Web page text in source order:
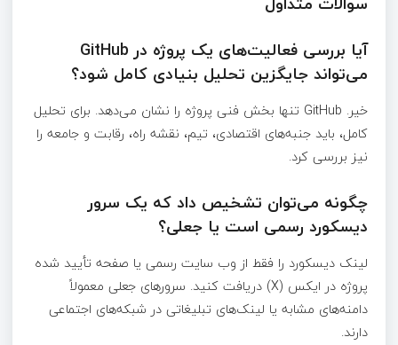
آیا بررسی فعالیت‌های یک پروژه در GitHub
می‌تواند جایگزین تحلیل بنیادی کامل شود؟
خیر. GitHub تنها بخش فنی پروژه را نشان می‌دهد. برای تحلیل
کامل، باید جنبه‌های اقتصادی، تیم، نقشه راه، رقابت و جامعه را
نیز بررسی کرد.
چگونه می‌توان تشخیص داد که یک سرور
دیسکورد رسمی است یا جعلی؟
لینک دیسکورد را فقط از وب سایت رسمی یا صفحه تأیید شده
پروژه در ایکس (X) دریافت کنید. سرورهای جعلی معمولاً
دامنه‌های مشابه یا لینک‌های تبلیغاتی در شبکه‌های اجتماعی
دارند.